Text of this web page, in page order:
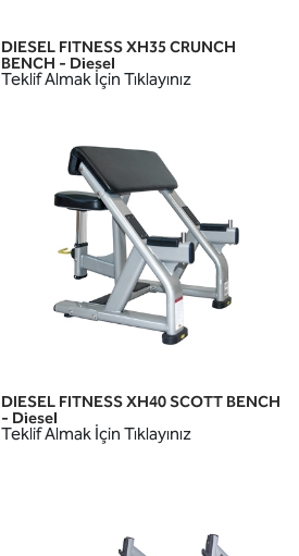
HIZLI GÖRÜNÜM
DIESEL FITNESS XH35 CRUNCH
BENCH - Diesel
Teklif Almak İçin Tıklayınız
HIZLI GÖRÜNÜM
DIESEL FITNESS XH40 SCOTT BENCH
- Diesel
Teklif Almak İçin Tıklayınız